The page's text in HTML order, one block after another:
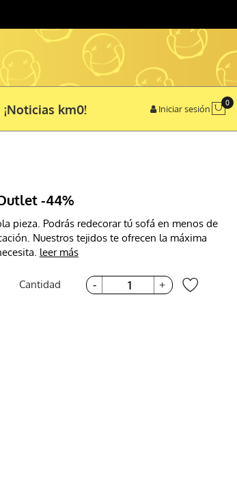
¡Noticias km0! Iniciar sesión
0
-44%
pieza. Podrás redecorar tú sofá en menos de
Nuestros tejidos te ofrecen la máxima
leer más
Cantidad